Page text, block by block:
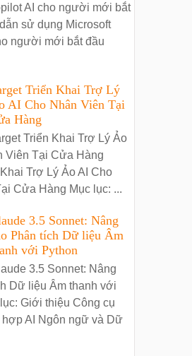
AI cho người mới bắt
sử dụng Microsoft
người mới bắt đầu
Triển Khai Trợ Lý
AI Cho Nhân Viên Tại
Hàng
Triển Khai Trợ Lý Ảo
Viên Tại Cửa Hàng
Trợ Lý Ảo AI Cho
Cửa Hàng Mục lục: ...
3.5 Sonnet: Nâng
Phân tích Dữ liệu Âm
với Python
3.5 Sonnet: Nâng
Dữ liệu Âm thanh với
Giới thiệu Công cụ
hợp AI Ngôn ngữ và Dữ